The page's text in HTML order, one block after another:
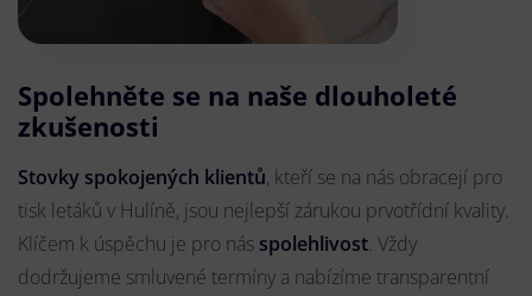
Spolehněte se na naše dlouholeté
zkušenosti
Stovky spokojených klientů, kteří se na nás obracejí pro
tisk letáků v Hulíně, jsou nejlepší zárukou prvotřídní kvality.
Klíčem k úspěchu je pro nás spolehlivost. Vždy
dodržujeme smluvené termíny a nabízíme transparentní